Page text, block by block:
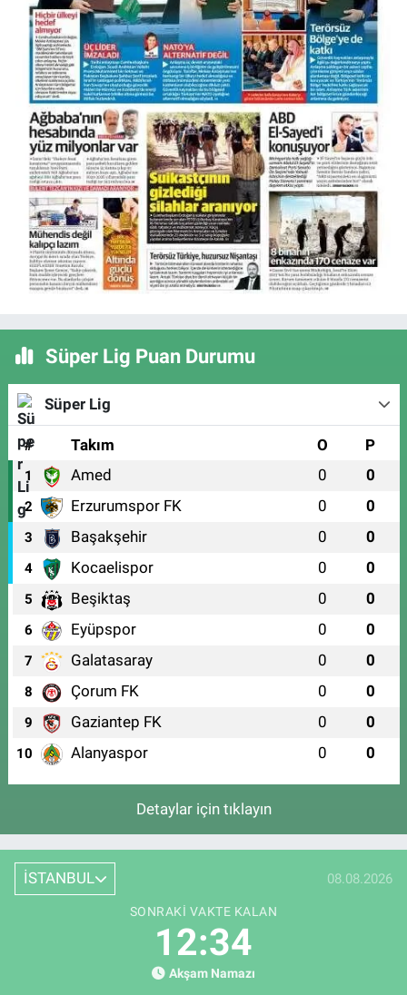
Süper Lig Puan Durumu
Süper Lig
# Takım O P
1 Amed 0 0
2 Erzurumspor FK 0 0
3 Başakşehir 0 0
4 Kocaelispor 0 0
5 Beşiktaş 0 0
6 Eyüpspor 0 0
7 Galatasaray 0 0
8 Çorum FK 0 0
9 Gaziantep FK 0 0
10 Alanyaspor 0 0
Detaylar için tıklayın
İSTANBUL 08.08.2026
SONRAKI VAKTE KALAN
12:33
Akşam Namazı